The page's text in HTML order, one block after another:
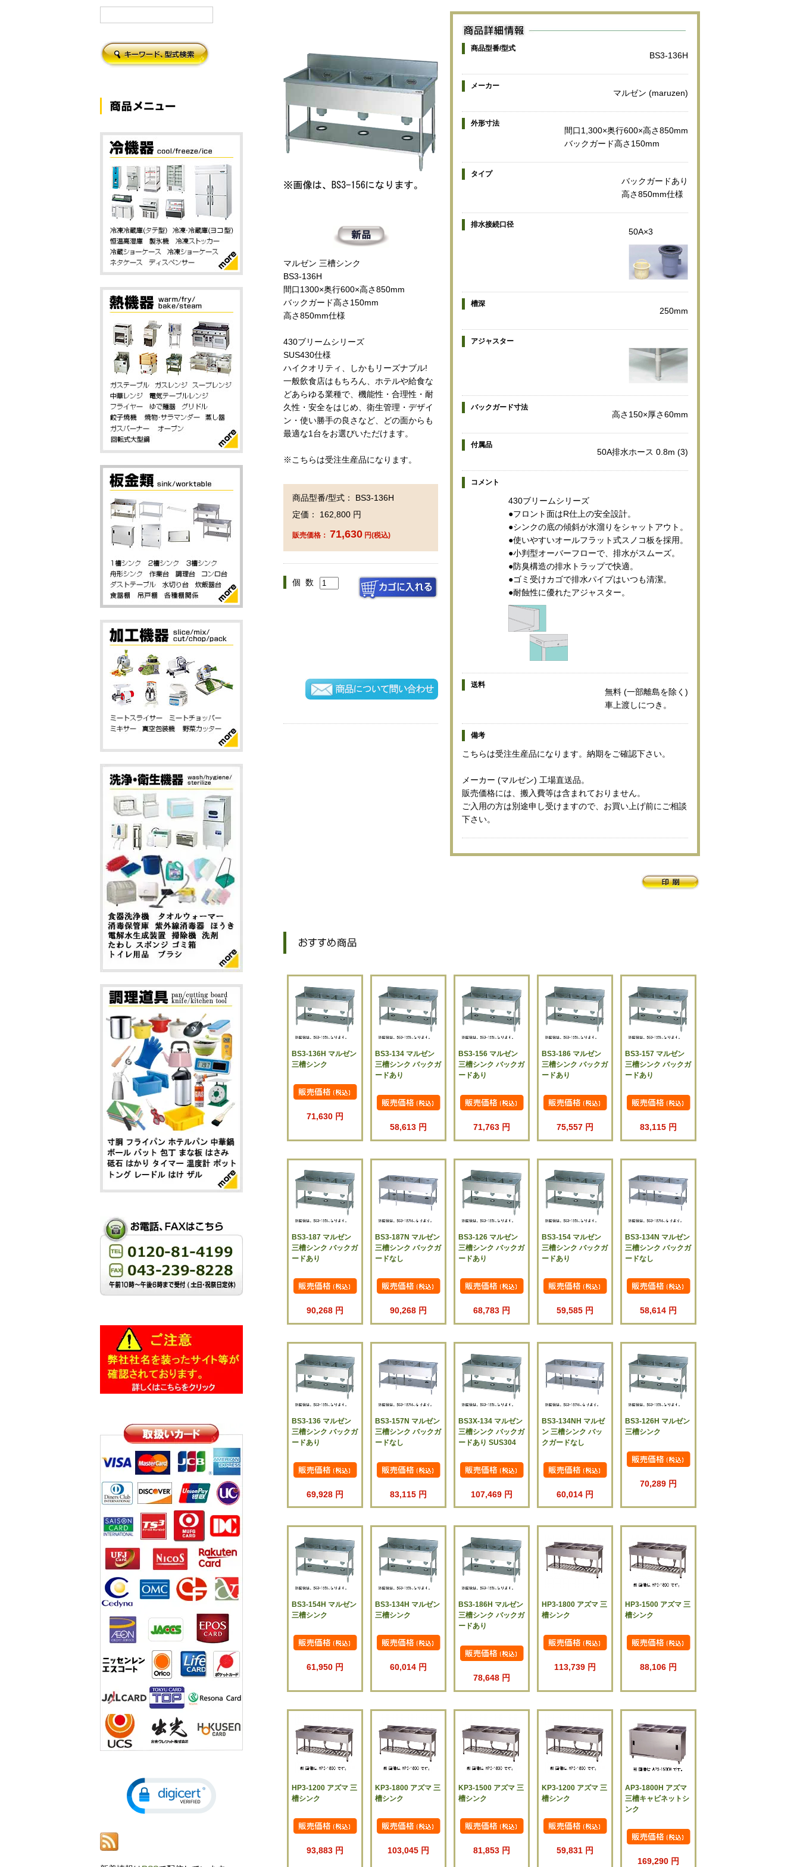
マルゼン 三槽シンク
BS3-136H
間口1300×奥行600×高さ850mm
バックガード高さ150mm
高さ850mm仕様
430ブリームシリーズ
SUS430仕様
ハイクオリティ、しかもリーズナブル!
一般飲食店はもちろん、ホテルや給食な
どあらゆる業種で、機能性・合理性・耐
久性・安全をはじめ、衛生管理・デザイ
ン・使い勝手の良さなど、どの面からも
最適な1台をお選びいただけます。
※こちらは受注生産品になります。
商品型番/型式： BS3-136H
定価： 162,800 円
販売価格： 71,630 円(税込)
個 数
商品型番/型式
BS3-136H
メーカー
マルゼン (maruzen)
外形寸法
間口1,300×奥行600×高さ850mm
バックガード高さ150mm
タイプ
バックガードあり
高さ850mm仕様
排水接続口径
50A×3
槽深
250mm
アジャスター
バックガード寸法
高さ150×厚さ60mm
付属品
50A排水ホース 0.8m (3)
コメント
430ブリームシリーズ
●フロント面はR仕上の安全設計。
●シンクの底の傾斜が水溜りをシャットアウト。
●使いやすいオールフラット式スノコ板を採用。
●小判型オーバーフローで、排水がスムーズ。
●防臭構造の排水トラップで快適。
●ゴミ受けカゴで排水パイプはいつも清潔。
●耐蝕性に優れたアジャスター。
送料
無料 (一部離島を除く)
車上渡しにつき。
備考
こちらは受注生産品になります。納期をご確認下さい。
メーカー (マルゼン) 工場直送品。
販売価格には、搬入費等は含まれておりません。
ご入用の方は別途申し受けますので、お買い上げ前にご相談
下さい。
BS3-136H マルゼン
三槽シンク
71,630 円
BS3-134 マルゼン
三槽シンク バックガ
ードあり
58,613 円
BS3-156 マルゼン
三槽シンク バックガ
ードあり
71,763 円
BS3-186 マルゼン
三槽シンク バックガ
ードあり
75,557 円
BS3-157 マルゼン
三槽シンク バックガ
ードあり
83,115 円
BS3-187 マルゼン
三槽シンク バックガ
ードあり
90,268 円
BS3-187N マルゼン
三槽シンク バックガ
ードなし
90,268 円
BS3-126 マルゼン
三槽シンク バックガ
ードあり
68,783 円
BS3-154 マルゼン
三槽シンク バックガ
ードあり
59,585 円
BS3-134N マルゼン
三槽シンク バックガ
ードなし
58,614 円
BS3-136 マルゼン
三槽シンク バックガ
ードあり
69,928 円
BS3-157N マルゼン
三槽シンク バックガ
ードなし
83,115 円
BS3X-134 マルゼン
三槽シンク バックガ
ードあり SUS304
107,469 円
BS3-134NH マルゼ
ン 三槽シンク バッ
クガードなし
60,014 円
BS3-126H マルゼン
三槽シンク
70,289 円
BS3-154H マルゼン
三槽シンク
61,950 円
BS3-134H マルゼン
三槽シンク
60,014 円
BS3-186H マルゼン
三槽シンク バックガ
ードあり
78,648 円
HP3-1800 アズマ 三
槽シンク
113,739 円
HP3-1500 アズマ 三
槽シンク
88,106 円
HP3-1200 アズマ 三
槽シンク
93,883 円
KP3-1800 アズマ 三
槽シンク
103,045 円
KP3-1500 アズマ 三
槽シンク
81,853 円
KP3-1200 アズマ 三
槽シンク
59,831 円
AP3-1800H アズマ
三槽キャビネットシ
ンク
169,290 円